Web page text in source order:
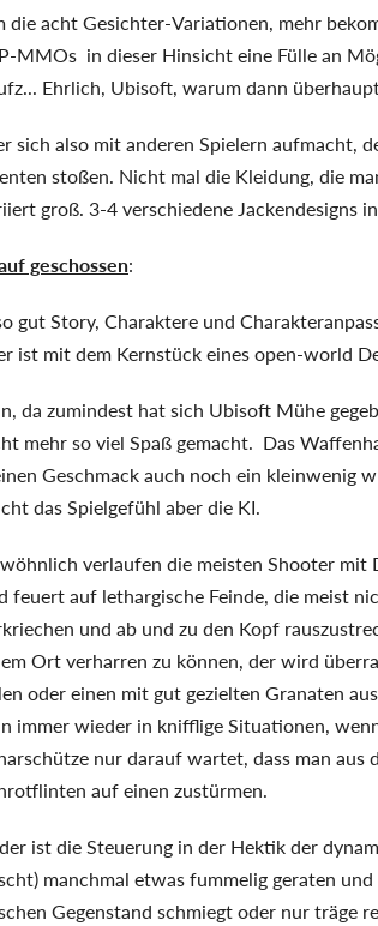
die acht Gesichter-Variationen, mehr
MMOs in dieser Hinsicht eine Fülle an
Ehrlich, Ubisoft, warum dann
sich also mit anderen Spielern aufmacht,
stoßen. Nicht mal die Kleidung, die
groß. 3-4 verschiedene Jackendesigns
geschossen:
gut Story, Charaktere und
ist mit dem Kernstück eines open-world
da zumindest hat sich Ubisoft Mühe
mehr so viel Spaß gemacht. Das
Geschmack auch noch ein kleinwenig
das Spielgefühl aber die KI.
verlaufen die meisten Shooter
feuert auf lethargische Feinde, die meist
und ab und zu den Kopf
Ort verharren zu können, der wird
oder einen mit gut gezielten Granaten
immer wieder in knifflige Situationen,
nur darauf wartet, dass man
auf einen zustürmen.
ist die Steuerung in der Hektik der
manchmal etwas fummelig geraten
Gegenstand schmiegt oder nur träge